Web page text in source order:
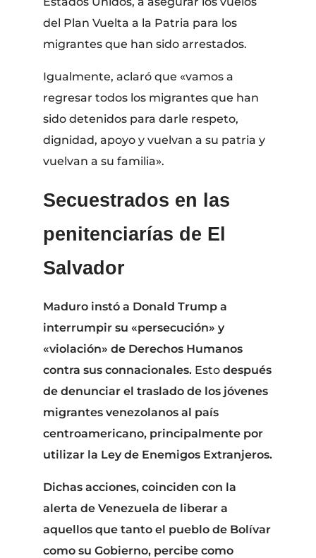
del Plan Vuelta a la Patria para los
migrantes que han sido arrestados.
Igualmente, aclaró que «vamos a
regresar todos los migrantes que han
sido detenidos para darle respeto,
dignidad, apoyo y vuelvan a su patria y
vuelvan a su familia».
Secuestrados en las
penitenciarías de El
Salvador
Maduro instó a Donald Trump a
interrumpir su «persecución» y
«violación» de Derechos Humanos
contra sus connacionales. Estodespués
de denunciar el traslado de los jóvenes
migrantes venezolanos al país
centroamericano, principalmente por
utilizar la Ley de Enemigos Extranjeros.
Dichas acciones, coinciden con la
alerta de Venezuela de liberar a
aquellos que tanto el pueblo de Bolívar
como su Gobierno, percibe como